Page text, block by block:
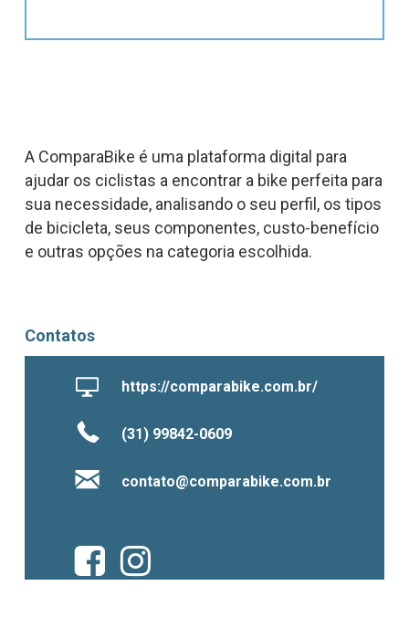
A ComparaBike é uma plataforma digital para
ajudar os ciclistas a encontrar a bike perfeita para
sua necessidade, analisando o seu perfil, os tipos
de bicicleta, seus componentes, custo-benefício
e outras opções na categoria escolhida.
Contatos
https://comparabike.com.br/
(31) 99842-0609
contato@comparabike.com.br